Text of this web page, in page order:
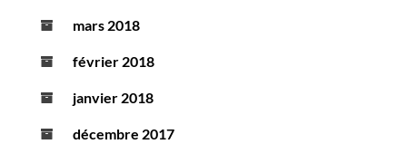
mars 2018
février 2018
janvier 2018
décembre 2017